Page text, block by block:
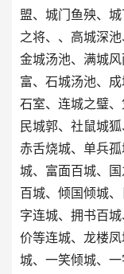
盟、城门鱼殃、
之将、、高城深
金城汤池、满城
富、石城汤池、
石室、连城之璧
民城郭、社鼠城
赤舌烧城、单兵
城、富面百城、
百城、倾国倾城
字连城、拥书百
价等连城、龙楼
城、一笑倾城、